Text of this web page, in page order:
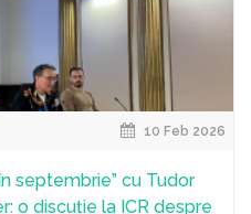
10 Feb 2026
septembrie” cu Tudor
o discuție la ICR despre